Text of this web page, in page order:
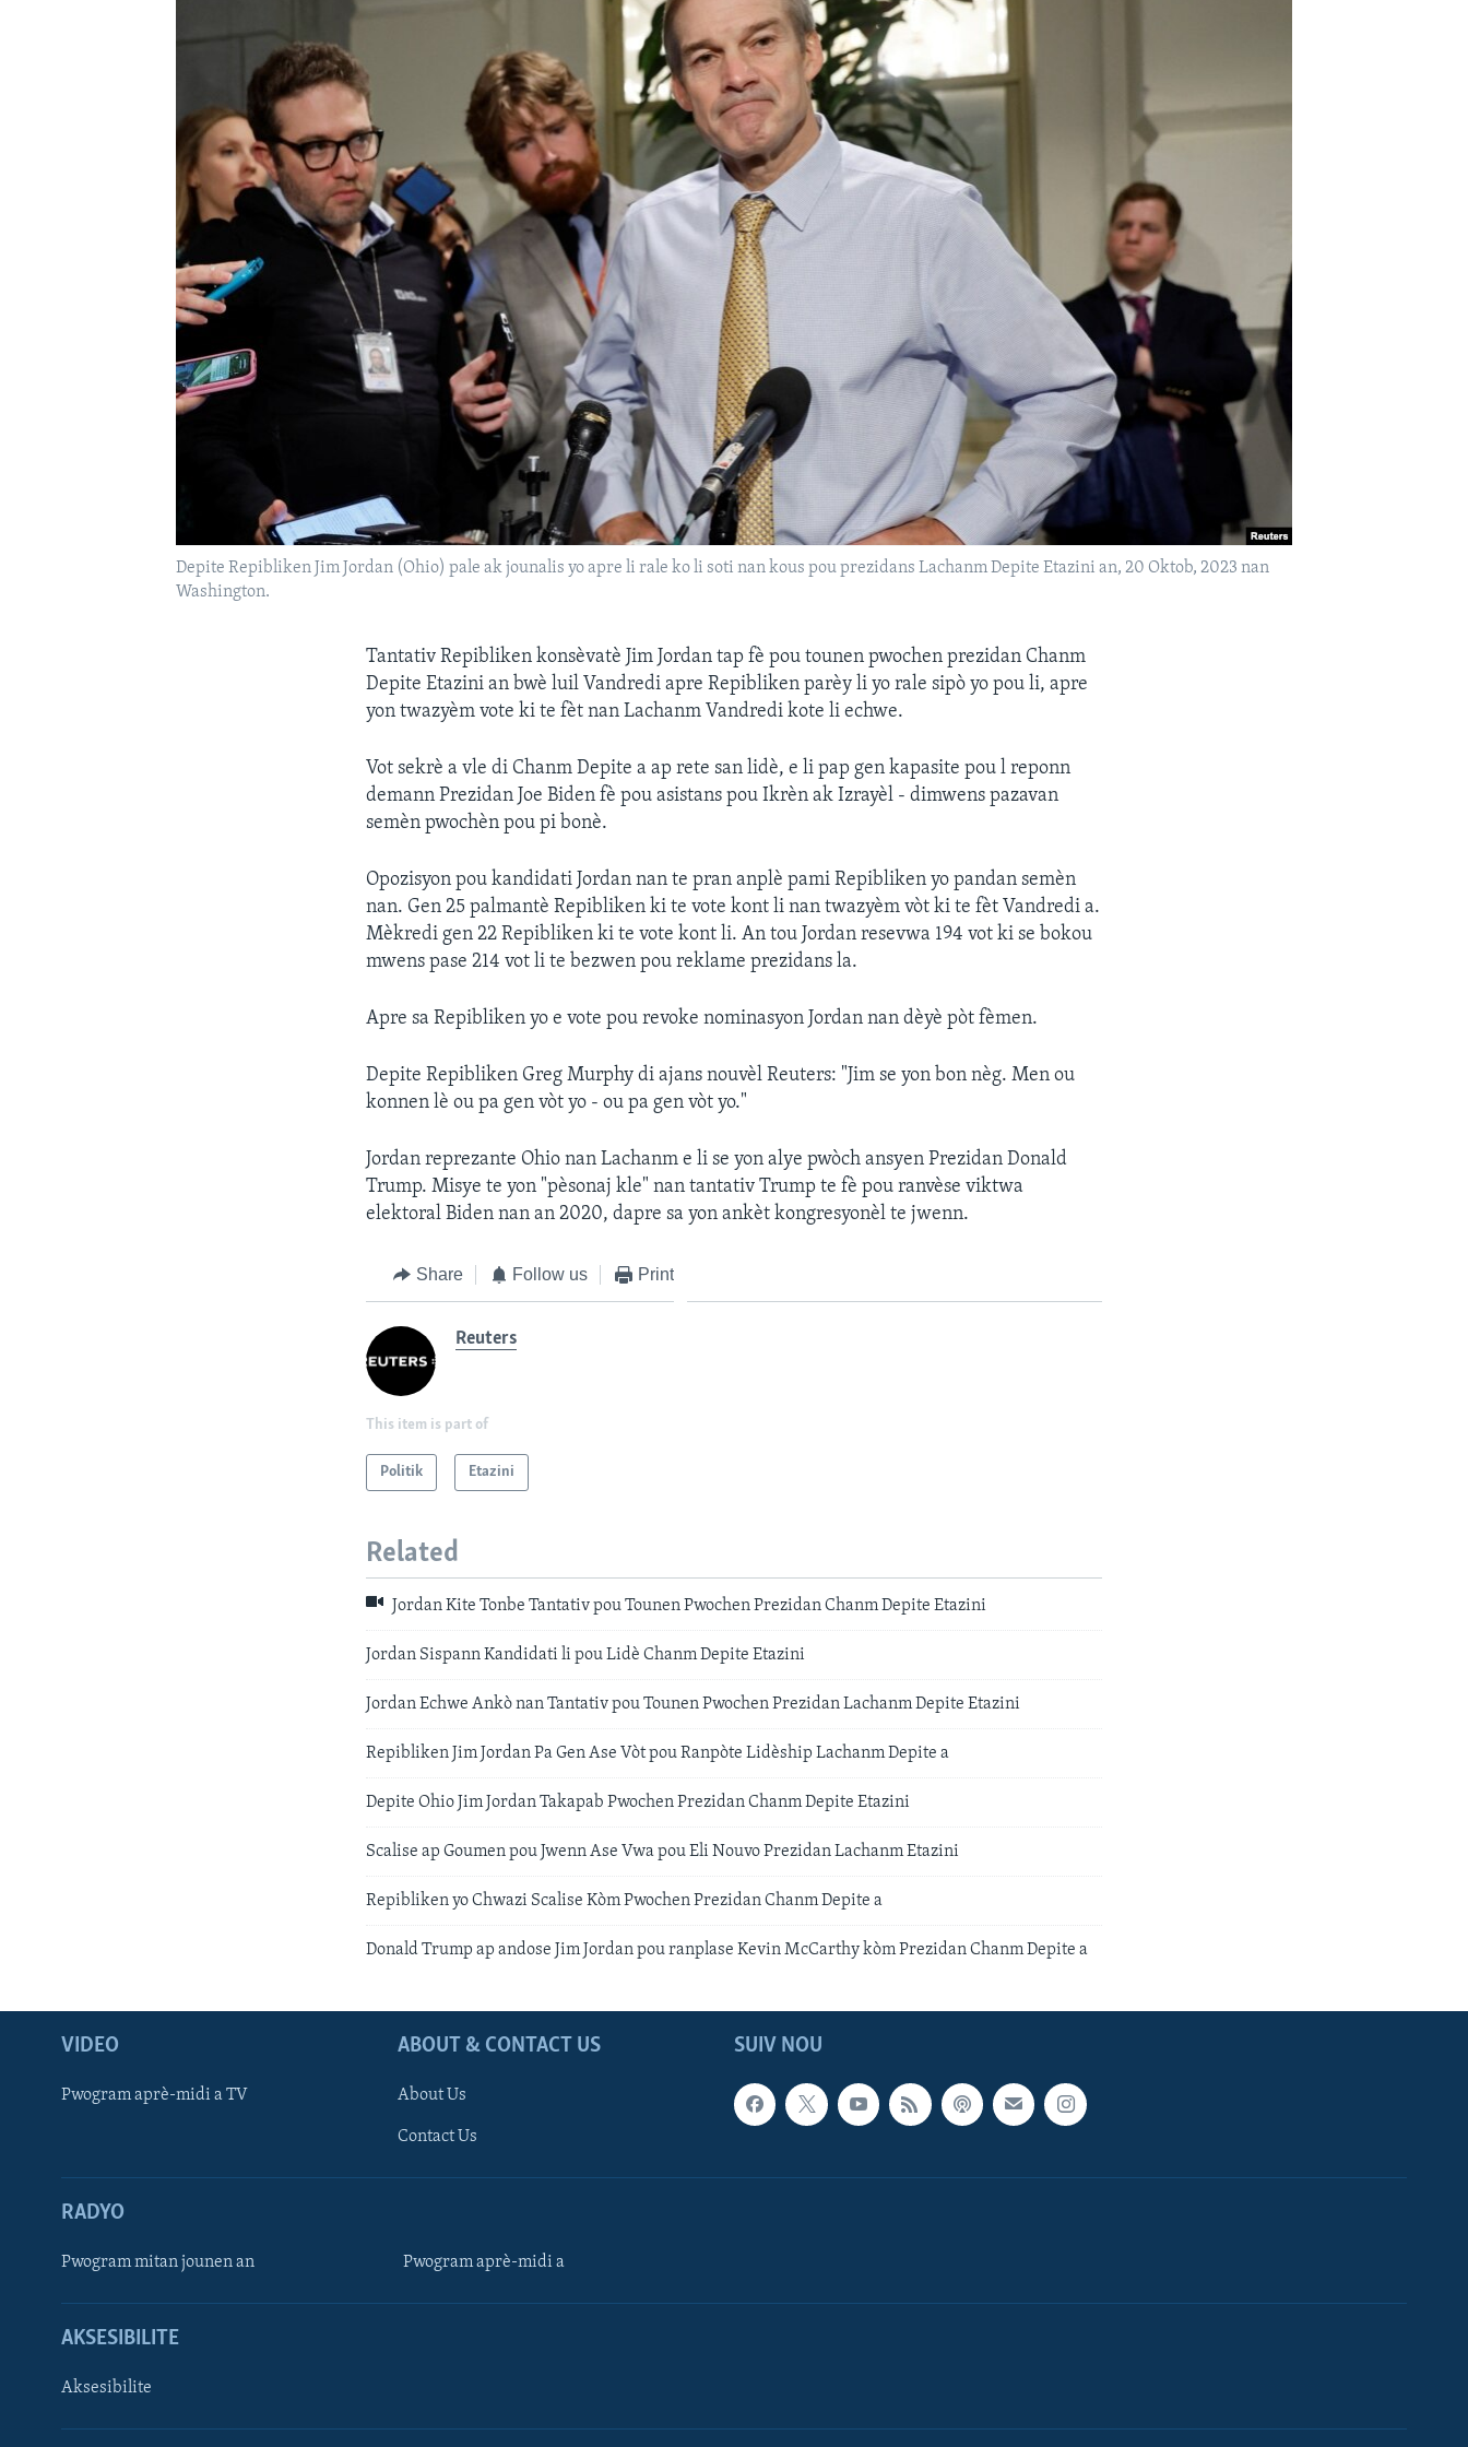
Depite Repibliken Jim Jordan (Ohio) pale ak jounalis yo apre li rale ko li soti nan kous pou prezidans Lachanm Depite Etazini an, 20 Oktob, 2023 nan
Washington.
Tantativ Repibliken konsèvatè Jim Jordan tap fè pou tounen pwochen prezidan Chanm
Depite Etazini an bwè luil Vandredi apre Repibliken parèy li yo rale sipò yo pou li, apre
yon twazyèm vote ki te fèt nan Lachanm Vandredi kote li echwe.
Vot sekrè a vle di Chanm Depite a ap rete san lidè, e li pap gen kapasite pou l reponn
demann Prezidan Joe Biden fè pou asistans pou Ikrèn ak Izrayèl - dimwens pazavan
semèn pwochèn pou pi bonè.
Opozisyon pou kandidati Jordan nan te pran anplè pami Repibliken yo pandan semèn
nan. Gen 25 palmantè Repibliken ki te vote kont li nan twazyèm vòt ki te fèt Vandredi a.
Mèkredi gen 22 Repibliken ki te vote kont li. An tou Jordan resevwa 194 vot ki se bokou
mwens pase 214 vot li te bezwen pou reklame prezidans la.
Apre sa Repibliken yo e vote pou revoke nominasyon Jordan nan dèyè pòt fèmen.
Depite Repibliken Greg Murphy di ajans nouvèl Reuters: "Jim se yon bon nèg. Men ou
konnen lè ou pa gen vòt yo - ou pa gen vòt yo."
Jordan reprezante Ohio nan Lachanm e li se yon alye pwòch ansyen Prezidan Donald
Trump. Misye te yon "pèsonaj kle" nan tantativ Trump te fè pou ranvèse viktwa
elektoral Biden nan an 2020, dapre sa yon ankèt kongresyonèl te jwenn.
Share Follow us Print
Reuters
This item is part of
Politik Etazini
Related
Jordan Kite Tonbe Tantativ pou Tounen Pwochen Prezidan Chanm Depite Etazini
Jordan Sispann Kandidati li pou Lidè Chanm Depite Etazini
Jordan Echwe Ankò nan Tantativ pou Tounen Pwochen Prezidan Lachanm Depite Etazini
Repibliken Jim Jordan Pa Gen Ase Vòt pou Ranpòte Lidèship Lachanm Depite a
Depite Ohio Jim Jordan Takapab Pwochen Prezidan Chanm Depite Etazini
Scalise ap Goumen pou Jwenn Ase Vwa pou Eli Nouvo Prezidan Lachanm Etazini
Repibliken yo Chwazi Scalise Kòm Pwochen Prezidan Chanm Depite a
Donald Trump ap andose Jim Jordan pou ranplase Kevin McCarthy kòm Prezidan Chanm Depite a
SUIV NOU
VIDEO
Pwogram aprè-midi a TV
ABOUT & CONTACT US
About Us
Contact Us
RADYO
Pwogram mitan jounen an Pwogram aprè-midi a
AKSESIBILITE
Aksesibilite